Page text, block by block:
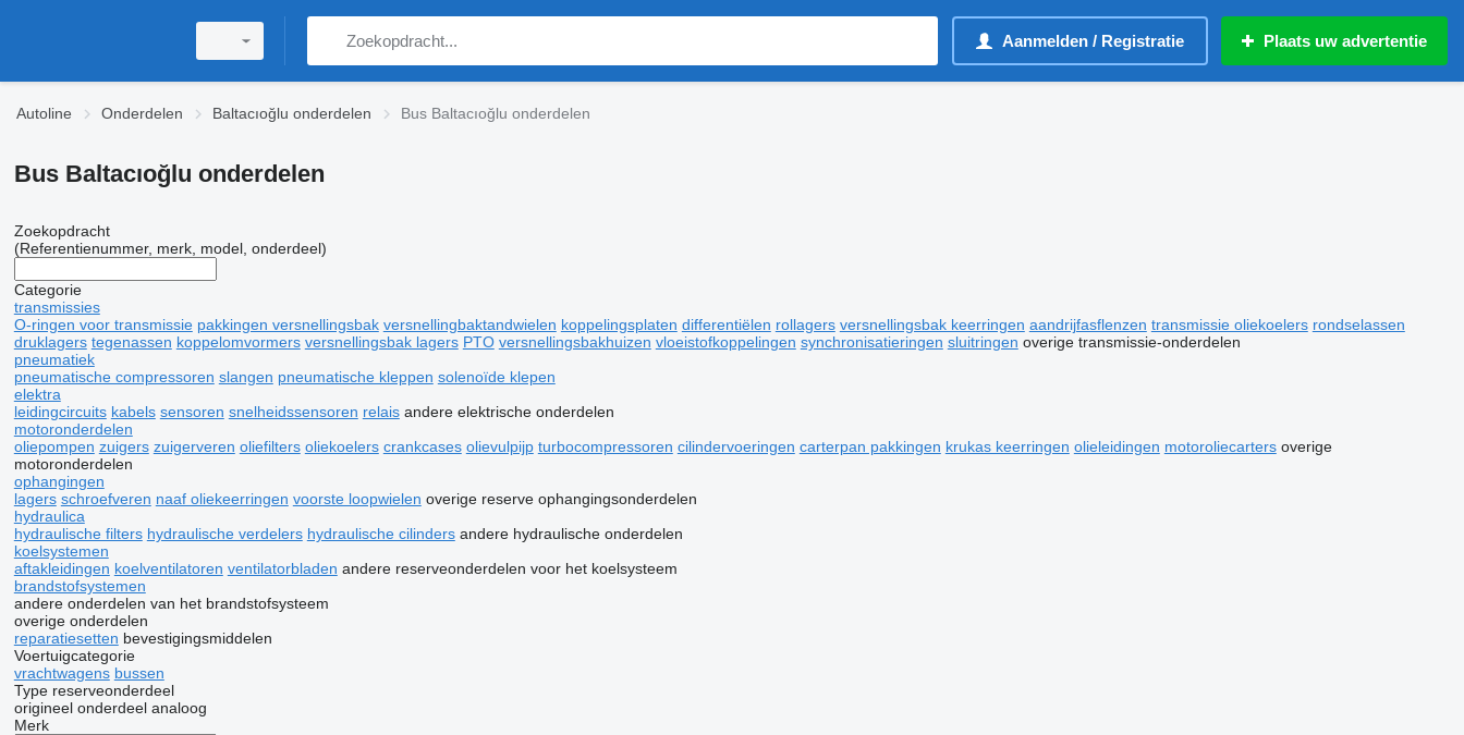
Aanmelden / Registratie Plaats uw advertentie
Autoline Onderdelen Baltacıoğlu onderdelen Bus Baltacıoğlu onderdelen
Bus Baltacıoğlu onderdelen
Zoekopdracht
(Referentienummer, merk, model, onderdeel)
Categorie
transmissies
O-ringen voor transmissie pakkingen versnellingsbak versnellingbaktandwielen koppelingsplaten differentiëlen rollagers versnellingsbak keerringen aandrijfasflenzen transmissie oliekoelers rondselassen
druklagers tegenassen koppelomvormers versnellingsbak lagers PTO versnellingsbakhuizen vloeistofkoppelingen synchronisatieringen sluitringen overige transmissie-onderdelen
pneumatiek
pneumatische compressoren slangen pneumatische kleppen solenoïde klepen
elektra
leidingcircuits kabels sensoren snelheidssensoren relais andere elektrische onderdelen
motoronderdelen
oliepompen zuigers zuigerveren oliefilters oliekoelers crankcases olievulpijp turbocompressoren cilindervoeringen carterpan pakkingen krukas keerringen olieleidingen motoroliecarters overige
motoronderdelen
ophangingen
lagers schroefveren naaf oliekeerringen voorste loopwielen overige reserve ophangingsonderdelen
hydraulica
hydraulische filters hydraulische verdelers hydraulische cilinders andere hydraulische onderdelen
koelsystemen
aftakleidingen koelventilatoren ventilatorbladen andere reserveonderdelen voor het koelsysteem
brandstofsystemen
andere onderdelen van het brandstofsysteem
overige onderdelen
reparatiesetten bevestigingsmiddelen
Voertuigcategorie
vrachtwagens bussen
Type reserveonderdeel
origineel onderdeel analoog
Merk